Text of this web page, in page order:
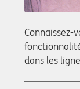
dans les